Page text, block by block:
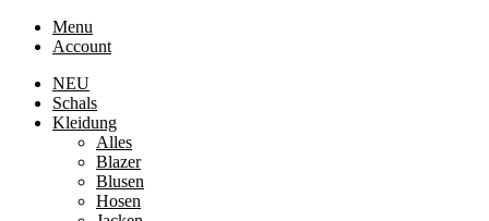
Menu
Account
NEU
Schals
Kleidung
Alles
Blazer
Blusen
Hosen